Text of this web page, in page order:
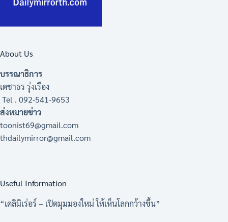
About Us
บรรณาธิการ
เดชาธร รุ่งเรือง
Tel . 092-541-9653
ส่งหมายข่าว
toonist69@gmail.com
thdailymirror@gmail.com
Useful Information
“เดลิมิเร่อร์ – เปิดมุมมองใหม่ ให้เห็นโลกกว้างขึ้น”